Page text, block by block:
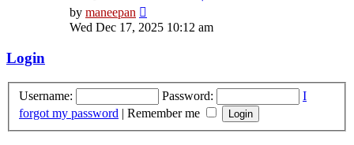
by maneepan
the
Wed Dec 17, 2025 10:12 am
Login
Username: Password:
I
forgot my password | Remember me